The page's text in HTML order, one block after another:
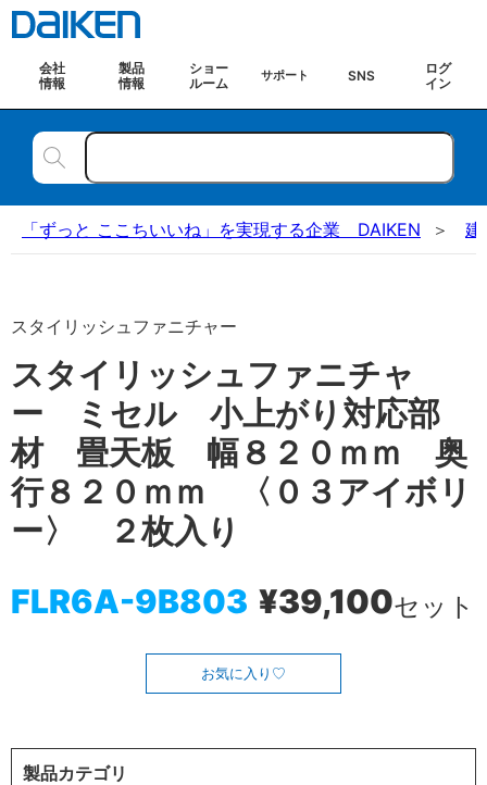
会社
情報
製品
情報
ショー
ルーム
サポート SNS
ログ
イン
「ずっと ここちいいね」を実現する企業 DAIKEN 建
スタイリッシュファニチャー
スタイリッシュファニチャ
ー ミセル 小上がり対応部
材 畳天板 幅８２０ｍｍ 奥
行８２０ｍｍ 〈０３アイボリ
ー〉 ２枚入り
FLR6A-9B803 ¥39,100セット
お気に入り
製品カテゴリ